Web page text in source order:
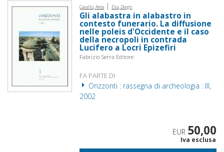
Cavallo, Anna | Elia, Diego
Gli alabastra in alabastro in
contesto funerario. La diffusione
nelle poleis d'Occidente e il caso
della necropoli in contrada
Lucifero a Locri Epizefiri
Fabrizio Serra Editore
FA PARTE DI
Orizzonti : rassegna di archeologia : III,
2002
EUR 50,00
Iva esclusa